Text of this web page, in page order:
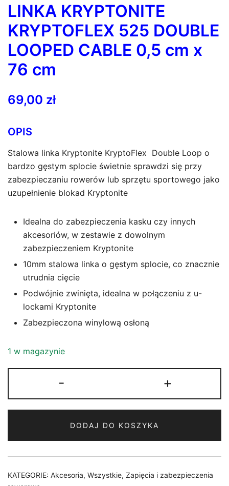
LINKA KRYPTONITE
KRYPTOFLEX 525 DOUBLE
LOOPED CABLE 0,5 cm x
76 cm
69,00 zł
OPIS
Stalowa linka Kryptonite KryptoFlex Double Loop o
bardzo gęstym splocie świetnie sprawdzi się przy
zabezpieczaniu rowerów lub sprzętu sportowego jako
uzupełnienie blokad Kryptonite
Idealna do zabezpieczenia kasku czy innych
akcesoriów, w zestawie z dowolnym
zabezpieczeniem Kryptonite
10mm stalowa linka o gęstym splocie, co znacznie
utrudnia cięcie
Podwójnie zwinięta, idealna w połączeniu z u-
lockami Kryptonite
Zabezpieczona winylową osłoną
1 w magazynie
-
KRYPTONITE
525
DOUBLE
LOOPED
0,5
+
DODAJ DO KOSZYKA
KATEGORIE: Akcesoria, Wszystkie, Zapięcia i zabezpieczenia